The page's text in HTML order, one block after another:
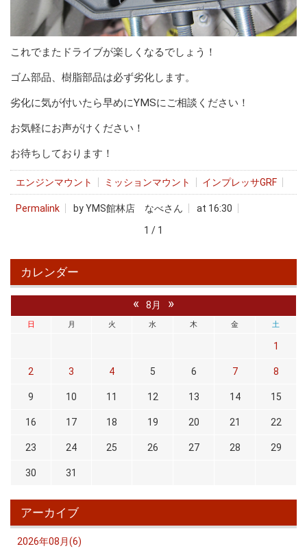
これでまたドライブが楽しくなるでしょう！
ゴム部品、樹脂部品は必ず劣化します。
劣化に気が付いたら早めにYMSにご相談ください！
お気軽にお声がけください！
お待ちしております！
エンジンマウント ミッションマウント インプレッサGRF
Permalink by YMS館林店 なべさん
at 16:30
1 / 1
カレンダー
« 8月 »
日 月 火 水 木 金 土
1
2 3 4 5 6 7 8
9 10 11 12 13 14 15
16 17 18 19 20 21 22
23 24 25 26 27 28 29
30 31
アーカイブ
2026年08月(6)